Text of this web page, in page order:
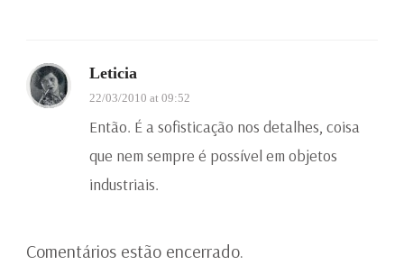
Leticia
22/03/2010 at 09:52
Então. É a sofisticação nos detalhes, coisa
que nem sempre é possível em objetos
industriais.
Comentários estão encerrado.